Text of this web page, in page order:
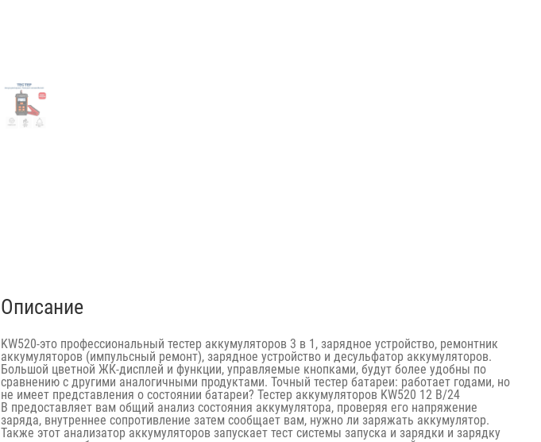
Описание
KW520-это профессиональный тестер аккумуляторов 3 в 1, зарядное устройство, ремонтник
аккумуляторов (импульсный ремонт), зарядное устройство и десульфатор аккумуляторов.
Большой цветной ЖК-дисплей и функции, управляемые кнопками, будут более удобны по
сравнению с другими аналогичными продуктами. Точный тестер батареи: работает годами, но
не имеет представления о состоянии батареи? Тестер аккумуляторов KW520 12 В/24
В предоставляет вам общий анализ состояния аккумулятора, проверяя его напряжение
заряда, внутреннее сопротивление затем сообщает вам, нужно ли заряжать аккумулятор.
Также этот анализатор аккумуляторов запускает тест системы запуска и зарядки и зарядку